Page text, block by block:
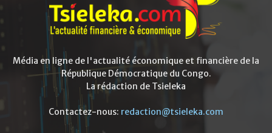
Média en ligne de l'actualité économique et financière de la
République Démocratique du Congo.
La rédaction de Tsieleka
Contactez-nous: redaction@tsieleka.com